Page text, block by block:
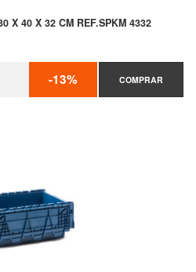
X 40 X 32 CM REF.SPKM 4332
-13% COMPRAR